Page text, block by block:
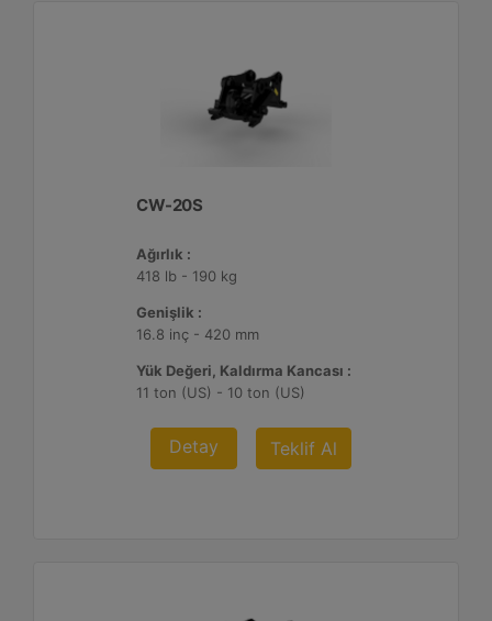
CW-20S
Ağırlık :
418 lb - 190 kg
Genişlik :
16.8 inç - 420 mm
Yük Değeri, Kaldırma Kancası :
11 ton (US) - 10 ton (US)
Detay Teklif Al